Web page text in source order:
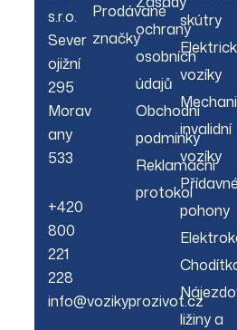
s.r.o.
Sever
ojižní
295
Morav
any
533
+420
800
221
228
info@vozikyprozivot.cz
Prodávané
značkyochrany
osobních
údajů
Obchodní
podmínky
Reklamační
protokol
skútry
vozíky
invalidní
vozíky
pohony
ližiny a